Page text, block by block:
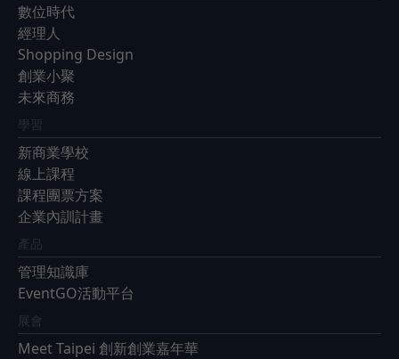
數位時代
經理人
Shopping Design
創業小聚
未來商務
學習
新商業學校
線上課程
課程團票方案
企業內訓計畫
產品
管理知識庫
EventGO活動平台
展會
Meet Taipei 創新創業嘉年華